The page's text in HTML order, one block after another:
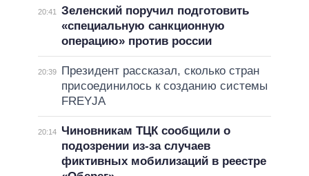
20:41
Зеленский поручил подготовить
«специальную санкционную
операцию» против россии
20:39
Президент рассказал, сколько стран
присоединилось к созданию системы
FREYJA
20:14
Чиновникам ТЦК сообщили о
подозрении из-за случаев
фиктивных мобилизаций в реестре